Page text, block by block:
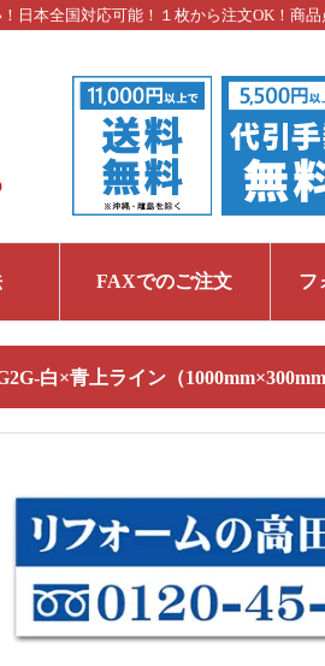
日本全国対応可能！１枚から注文OK！商品
FAXでのご注文 フ
白×青上ライン（1000mm×300mm